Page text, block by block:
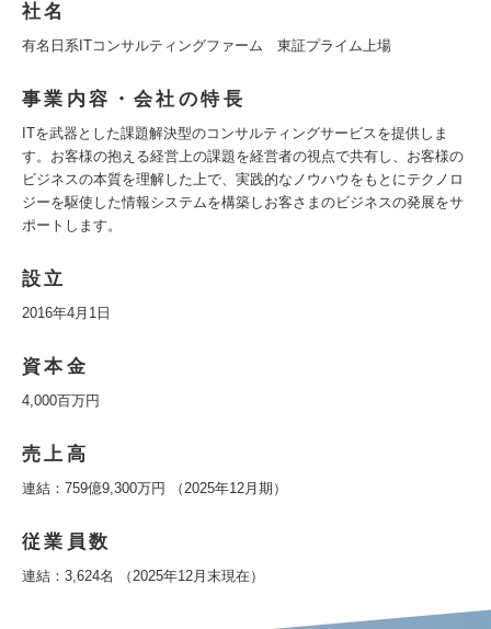
社名
有名日系ITコンサルティングファーム 東証プライム上場
事業内容・会社の特長
ITを武器とした課題解決型のコンサルティングサービスを提供しま
す。お客様の抱える経営上の課題を経営者の視点で共有し、お客様の
ビジネスの本質を理解した上で、実践的なノウハウをもとにテクノロ
ジーを駆使した情報システムを構築しお客さまのビジネスの発展をサ
ポートします。
設立
2016年4月1日
資本金
4,000百万円
売上高
連結：759億9,300万円 （2025年12月期）
従業員数
連結：3,624名 （2025年12月末現在）